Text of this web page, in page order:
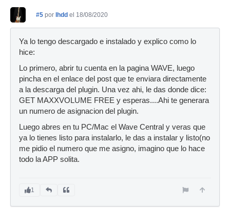
#5 por lhdd el 18/08/2020
Ya lo tengo descargado e instalado y explico como lo
hice:
Lo primero, abrir tu cuenta en la pagina WAVE, luego
pincha en el enlace del post que te enviara directamente
a la descarga del plugin. Una vez ahi, le das donde dice:
GET MAXXVOLUME FREE y esperas....Ahi te generara
un numero de asignacion del plugin.
Luego abres en tu PC/Mac el Wave Central y veras que
ya lo tienes listo para instalarlo, le das a instalar y listo(no
me pidio el numero que me asigno, imagino que lo hace
todo la APP solita.
1